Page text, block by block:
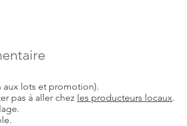
aux lots et promotion).
pas à aller chez les producteurs locaux.